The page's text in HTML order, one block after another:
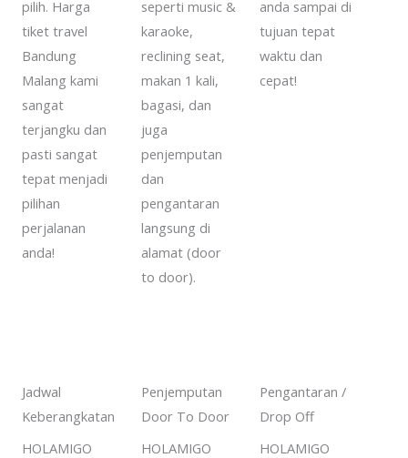
pilih. Harga
tiket travel
Bandung
Malang kami
sangat
terjangku dan
pasti sangat
tepat menjadi
pilihan
perjalanan
anda!
seperti music &
karaoke,
reclining seat,
makan 1 kali,
bagasi, dan
juga
penjemputan
dan
pengantaran
langsung di
alamat (door
to door).
anda sampai di
tujuan tepat
waktu dan
cepat!
Jadwal
Keberangkatan
HOLAMIGO
Penjemputan
Door To Door
HOLAMIGO
Pengantaran /
Drop Off
HOLAMIGO